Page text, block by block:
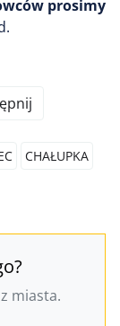
prosimy
CHAŁUPKA
miasta.